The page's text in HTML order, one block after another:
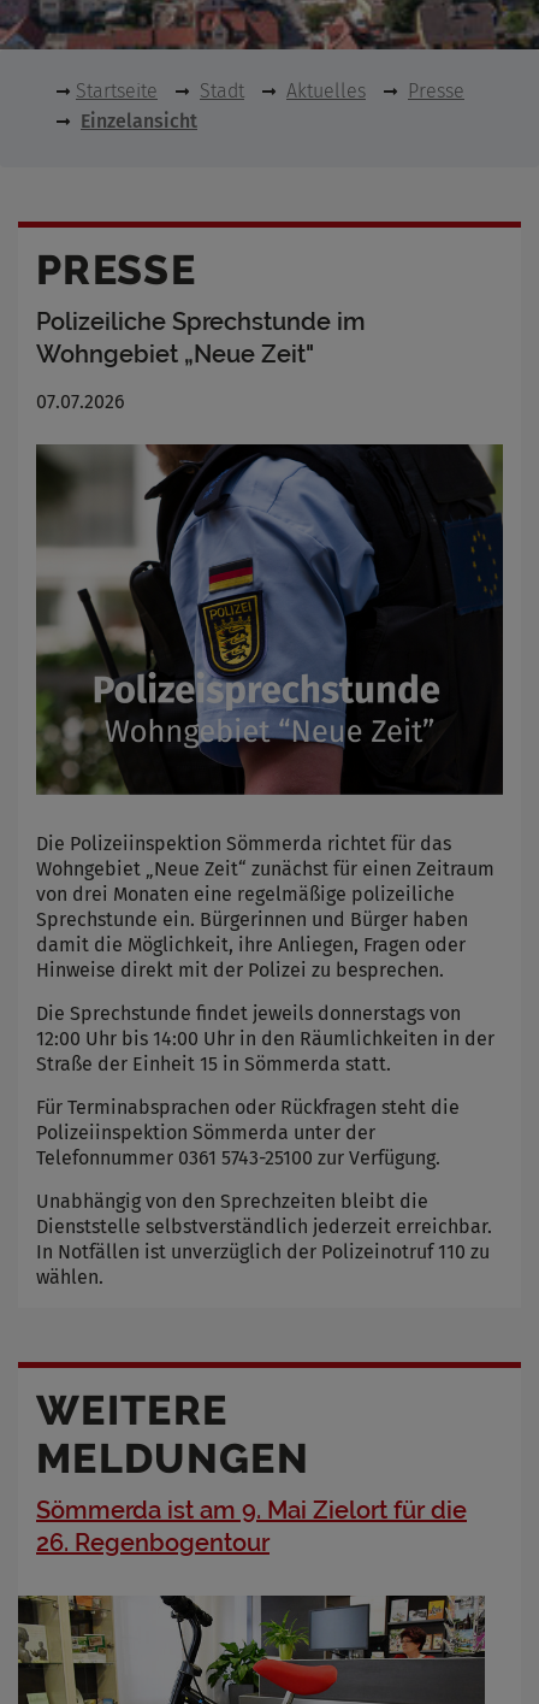
Startseite Stadt Aktuelles
Presse
Einzelansicht
PRESSE
Polizeiliche Sprechstunde im
Wohngebiet „Neue Zeit"
07.07.2026
Die Polizeiinspektion Sömmerda richtet für das
Wohngebiet „Neue Zeit“ zunächst für einen Zeitraum
von drei Monaten eine regelmäßige polizeiliche
Sprechstunde ein. Bürgerinnen und Bürger haben
damit die Möglichkeit, ihre Anliegen, Fragen oder
Hinweise direkt mit der Polizei zu besprechen.
Die Sprechstunde findet jeweils donnerstags von
12:00 Uhr bis 14:00 Uhr in den Räumlichkeiten in der
Straße der Einheit 15 in Sömmerda statt.
Für Terminabsprachen oder Rückfragen steht die
Polizeiinspektion Sömmerda unter der
Telefonnummer 0361 5743-25100 zur Verfügung.
Unabhängig von den Sprechzeiten bleibt die
Dienststelle selbstverständlich jederzeit erreichbar.
In Notfällen ist unverzüglich der Polizeinotruf 110 zu
wählen.
WEITERE
MELDUNGEN
Sömmerda ist am 9. Mai Zielort für die
26. Regenbogentour